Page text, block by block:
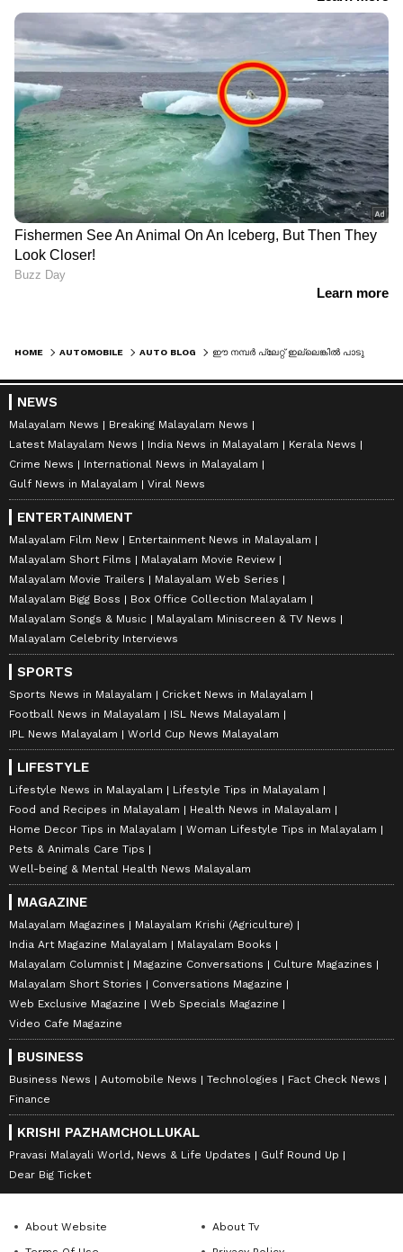
HOME AUTOMOBILE AUTO BLOG
NEWS
Malayalam News
Breaking Malayalam News
Latest Malayalam News
India News in Malayalam
Kerala News
Crime News
International News in Malayalam
Gulf News in Malayalam
Viral News
ENTERTAINMENT
Malayalam Film New
Entertainment News in Malayalam
Malayalam Short Films
Malayalam Movie Review
Malayalam Movie Trailers
Malayalam Web Series
Malayalam Bigg Boss
Box Office Collection Malayalam
Malayalam Songs & Music
Malayalam Miniscreen & TV News
Malayalam Celebrity Interviews
SPORTS
Sports News in Malayalam
Cricket News in Malayalam
Football News in Malayalam
ISL News Malayalam
IPL News Malayalam
World Cup News Malayalam
LIFESTYLE
Lifestyle News in Malayalam
Lifestyle Tips in Malayalam
Food and Recipes in Malayalam
Health News in Malayalam
Home Decor Tips in Malayalam
Woman Lifestyle Tips in Malayalam
Pets & Animals Care Tips
Well-being & Mental Health News Malayalam
MAGAZINE
Malayalam Magazines
Malayalam Krishi (Agriculture)
India Art Magazine Malayalam
Malayalam Books
Malayalam Columnist
Magazine Conversations
Culture Magazines
Malayalam Short Stories
Conversations Magazine
Web Exclusive Magazine
Web Specials Magazine
Video Cafe Magazine
BUSINESS
Business News Automobile News Technologies
Fact Check News
Finance
KRISHI PAZHAMCHOLLUKAL
Pravasi Malayali World, News & Life Updates
Gulf Round Up
Dear Big Ticket
About Website
About Tv